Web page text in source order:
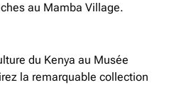
au Mamba Village.
du Kenya au Musée
la remarquable collection